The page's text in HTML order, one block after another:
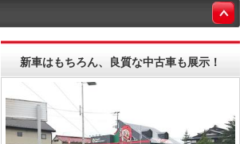
新車はもちろん、良質な中古車も展示！